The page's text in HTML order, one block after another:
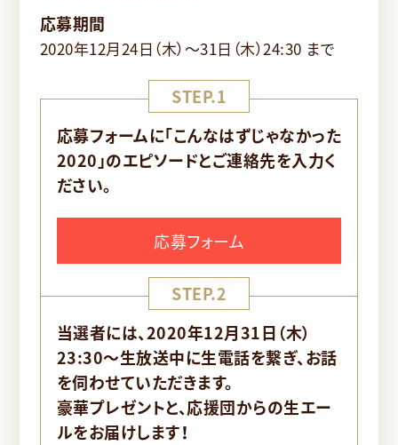
応募期間
2020年12月24日（木）～31日（木）24:30 まで
STEP.1
応募フォームに「こんなはずじゃなかった
2020」のエピソードとご連絡先を入力く
ださい。
応募フォーム
STEP.2
当選者には、2020年12月31日（木）
23:30～生放送中に生電話を繋ぎ、お話
を伺わせていただきます。
豪華プレゼントと、応援団からの生エー
ルをお届けします！